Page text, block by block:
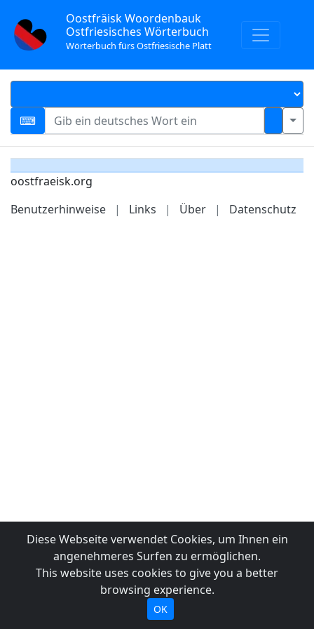
Oostfräisk Woordenbauk
Ostfriesisches Wörterbuch
Wörterbuch fürs Ostfriesische Platt
oostfraeisk.org
Benutzerhinweise
| Links | Über | Datenschutz
Diese Webseite verwendet Cookies, um Ihnen ein
angenehmeres Surfen zu ermöglichen.
This website uses cookies to give you a better
browsing experience.
OK